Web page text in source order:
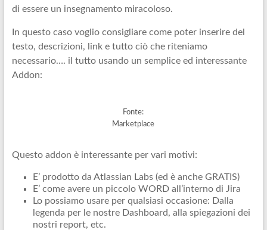
di essere un insegnamento miracoloso.
In questo caso voglio consigliare come poter inserire del
testo, descrizioni, link e tutto ciò che riteniamo
necessario…. il tutto usando un semplice ed interessante
Addon:
Fonte:
Marketplace
Questo addon è interessante per vari motivi:
E’ prodotto da Atlassian Labs (ed è anche GRATIS)
E’ come avere un piccolo WORD all’interno di Jira
Lo possiamo usare per qualsiasi occasione: Dalla
legenda per le nostre Dashboard, alla spiegazioni dei
nostri report, etc.